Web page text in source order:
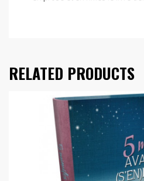
RELATED PRODUCTS